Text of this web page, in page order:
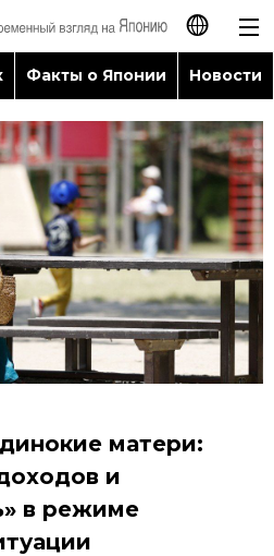
日本語
English
简体字
繁體字
Français
Español
Факты о Японии Новости
матери:
и
в режиме